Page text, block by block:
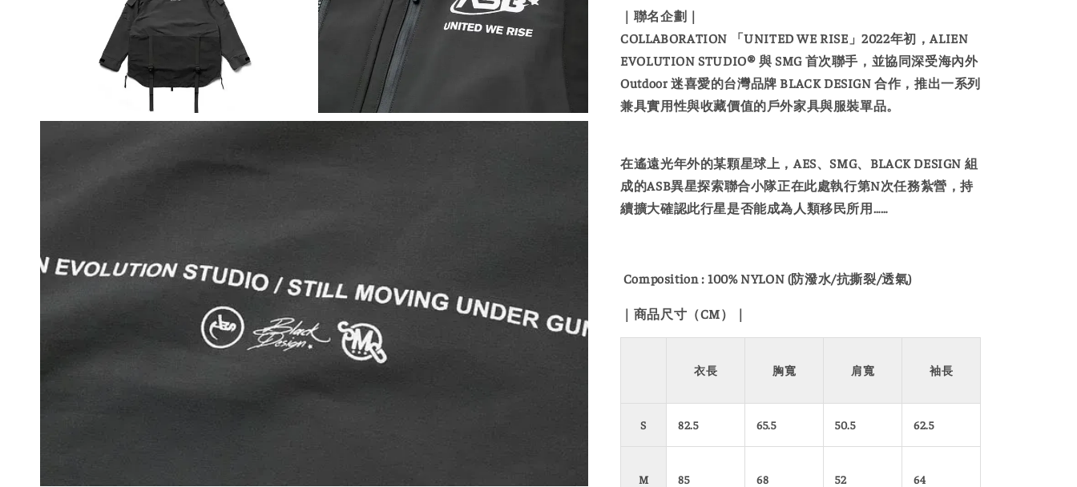
｜聯名企劃｜
COLLABORATION 「UNITED WE RISE」2022年初，ALIEN
EVOLUTION STUDIO® 與 SMG 首次聯手，並協同深受海內外
Outdoor 迷喜愛的台灣品牌 BLACK DESIGN 合作，推出一系列
兼具實用性與收藏價值的戶外家具與服裝單品。
在遙遠光年外的某顆星球上，AES、SMG、BLACK DESIGN 組
成的ASB異星探索聯合小隊正在此處執行第N次任務紮營，持
續擴大確認此行星是否能成為人類移民所用……
Composition : 100% NYLON (防潑水/抗撕裂/透氣)
｜商品尺寸（CM）｜
衣長 胸寬 肩寬 袖長
S 82.5 65.5 50.5 62.5
M 85 68 52 64